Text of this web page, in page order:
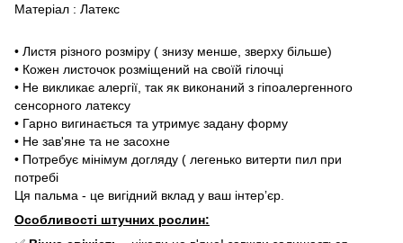
Матеріал : Латекс
• Листя різного розміру ( знизу менше, зверху більше)
• Кожен листочок розміщений на своїй гілочці
• Не викликає алергії, так як виконаний з гіпоалергенного
сенсорного латексу
• Гарно вигинається та утримує задану форму
• Не зав'яне та не засохне
• Потребує мінімум догляду ( легенько витерти пил при
потребі
Ця пальма - це вигідний вклад у ваш інтерʼєр.
Особливості штучних рослин: